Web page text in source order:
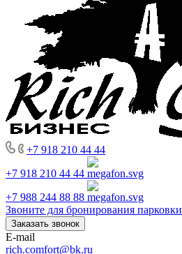
+7 918 210 44 44
+7 918 210 44 44
+7 988 244 88 88
Звоните для бронирования парковки
Заказать звонок
E-mail
rich.comfort@bk.ru